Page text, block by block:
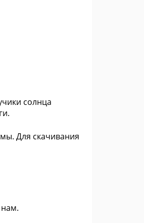
солнца
Для скачивания
нам.